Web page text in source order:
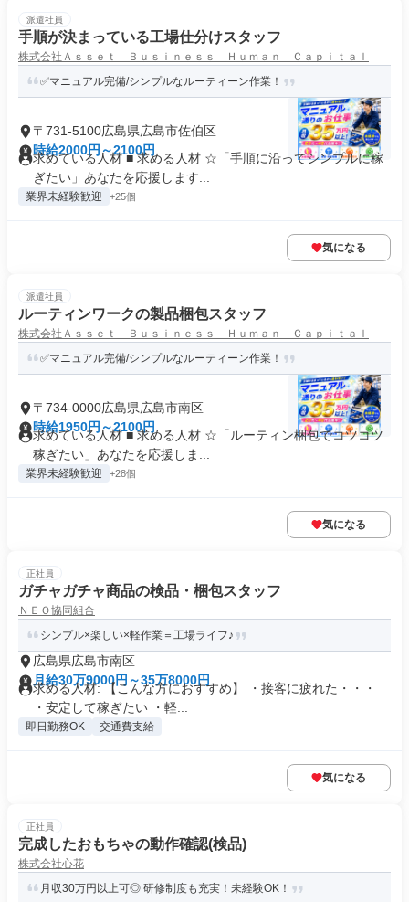
派遣社員
手順が決まっている工場仕分けスタッフ
株式会社Ａｓｓｅｔ Ｂｕｓｉｎｅｓｓ Ｈｕｍａｎ Ｃａｐｉｔａｌ
✅マニュアル完備/シンプルなルーティーン作業！
〒731-5100広島県広島市佐伯区
時給2000円～2100円
求めている人材 ■ 求める人材 ☆「手順に沿ってシンプルに稼
ぎたい」あなたを応援します...
業界未経験歓迎 +25個
気になる
派遣社員
ルーティンワークの製品梱包スタッフ
株式会社Ａｓｓｅｔ Ｂｕｓｉｎｅｓｓ Ｈｕｍａｎ Ｃａｐｉｔａｌ
✅マニュアル完備/シンプルなルーティーン作業！
〒734-0000広島県広島市南区
時給1950円～2100円
求めている人材 ■ 求める人材 ☆「ルーティン梱包でコツコツ
稼ぎたい」あなたを応援しま...
業界未経験歓迎 +28個
気になる
正社員
ガチャガチャ商品の検品・梱包スタッフ
ＮＥＯ協同組合
シンプル×楽しい×軽作業＝工場ライフ♪
広島県広島市南区
月給30万9000円～35万8000円
求める人材: 【こんな方におすすめ】 ・接客に疲れた・・・
・安定して稼ぎたい ・軽...
即日勤務OK 交通費支給
気になる
正社員
完成したおもちゃの動作確認(検品)
株式会社心花
月収30万円以上可◎ 研修制度も充実！未経験OK！